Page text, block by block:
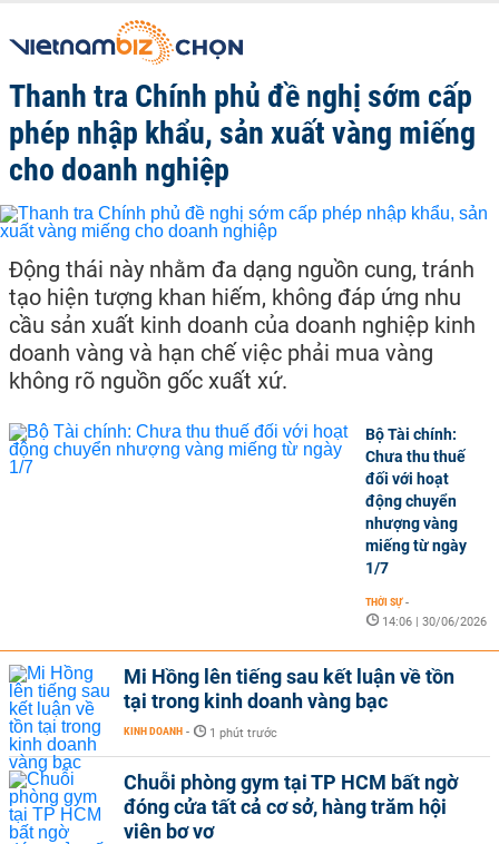
Thanh tra Chính phủ đề nghị sớm cấp
phép nhập khẩu, sản xuất vàng miếng
cho doanh nghiệp
Động thái này nhằm đa dạng nguồn cung, tránh
tạo hiện tượng khan hiếm, không đáp ứng nhu
cầu sản xuất kinh doanh của doanh nghiệp kinh
doanh vàng và hạn chế việc phải mua vàng
không rõ nguồn gốc xuất xứ.
Bộ Tài chính:
Chưa thu thuế
đối với hoạt
động chuyển
nhượng vàng
miếng từ ngày
1/7
THỜI SỰ -
14:06 | 30/06/2026
Mi Hồng lên tiếng sau kết luận về tồn
tại trong kinh doanh vàng bạc
KINH DOANH - 1 phút trước
Chuỗi phòng gym tại TP HCM bất ngờ
đóng cửa tất cả cơ sở, hàng trăm hội
viên bơ vơ